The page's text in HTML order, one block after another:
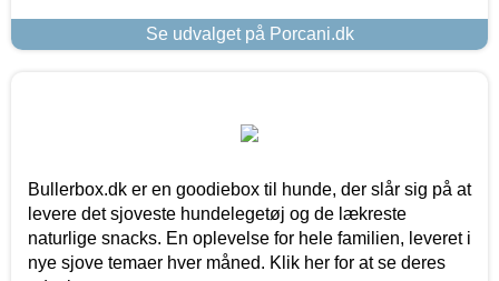
Se udvalget på Porcani.dk
Bullerbox.dk er en goodiebox til hunde, der slår sig på at
levere det sjoveste hundelegetøj og de lækreste
naturlige snacks. En oplevelse for hele familien, leveret i
nye sjove temaer hver måned. Klik her for at se deres